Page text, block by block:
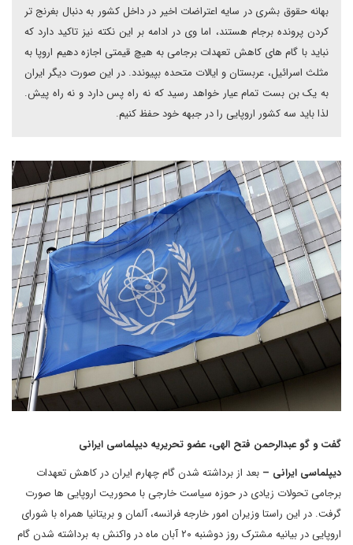
بهانه حقوق بشری در سایه اعتراضات اخیر در داخل کشور به دنبال بغرنج تر
کردن پرونده برجام هستند، اما وی در ادامه بر این نکته نیز تاکید دارد که
نباید با گام های کاهش تعهدات برجامی به هیچ قیمتی اجازه دهیم اروپا به
مثلث اسرائیل، عربستان و ایالات متحده بپیوندد. در این صورت دیگر ایران
به یک بن بست تمام عیار خواهد رسید که نه راه پس دارد و نه راه پیش.
لذا باید سه کشور اروپایی را در جبهه خود حفظ کنیم.
گفت و گو عبدالرحمن فتح الهی، عضو تحریریه دیپلماسی ایرانی
دیپلماسی ایرانی – بعد از برداشته شدن گام چهارم ایران در کاهش تعهدات
برجامی تحولات زیادی در حوزه سیاست خارجی با محوریت اروپایی ها صورت
گرفت. در این راستا وزیران امور خارجه فرانسه، آلمان و بریتانیا همراه با شورای
اروپایی در بیانیه مشترک روز دوشنبه ۲۰ آبان ماه در واکنش به برداشته شدن گام